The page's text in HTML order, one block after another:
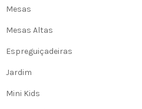
Mesas
Mesas Altas
Espreguiçadeiras
Jardim
Mini Kids